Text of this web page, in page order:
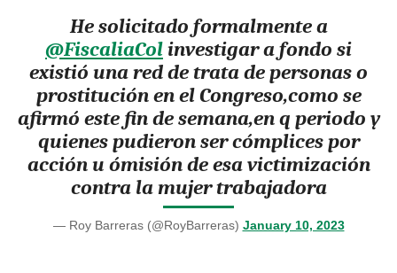
He solicitado formalmente a
@FiscaliaColinvestigar a fondo si
existió una red de trata de personas o
prostitución en el Congreso,como se
afirmó este fin de semana,en q periodo y
quienes pudieron ser cómplices por
acción u ómisión de esa victimización
contra la mujer trabajadora
— Roy Barreras (@RoyBarreras) January 10, 2023